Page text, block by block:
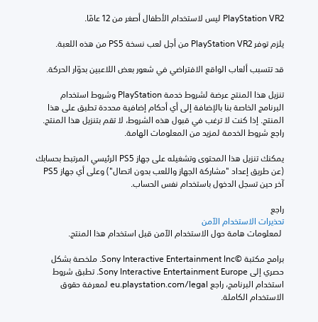
يلزم توفر PlayStation VR2 من أجل لعب نسخة PS5 من هذه اللعبة.
قد تتسبب ألعاب الواقع الافتراضي في شعور بعض اللاعبين بدوّار الحركة.
راجع شروط الخدمة لمزيد من المعلومات الهامة.
آخر حين تسجل الدخول باستخدام نفس الحساب.
راجع
تحذيرات الاستخدام الآمن
الاستخدام الكاملة.